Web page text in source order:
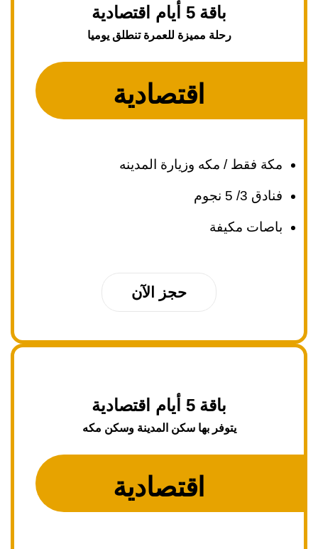
باقة 5 أيام اقتصادية
رحلة مميزة للعمرة تنطلق يوميا
اقتصادية
مكة فقط / مكه وزيارة المدينه
فنادق 3/ 5 نجوم
باصات مكيفة
حجز الآن
باقة 5 أيام اقتصادية
يتوفر بها سكن المدينة وسكن مكه
اقتصادية